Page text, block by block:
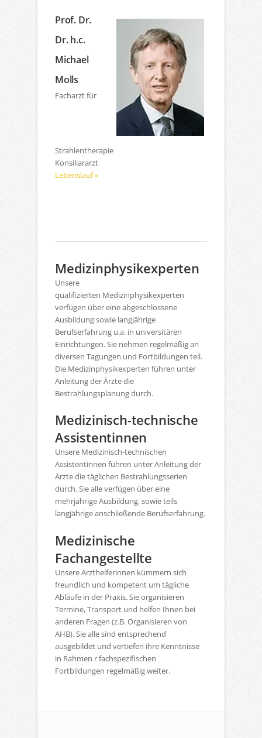
Prof. Dr.
Dr. h.c.
Michael
Molls
Facharzt für
Strahlentherapie
Konsiliararzt
Lebenslauf »
Medizinphysikexperten
Unsere
qualifizierten Medizinphysikexperten
verfügen über eine abgeschlossene
Ausbildung sowie langjährige
Berufserfahrung u.a. in universitären
Einrichtungen. Sie nehmen regelmäßig an
diversen Tagungen und Fortbildungen teil.
Die Medizinphysikexperten führen unter
Anleitung der Ärzte die
Bestrahlungsplanung durch.
Medizinisch-technische
Assistentinnen
Unsere Medizinisch-technischen
Assistentinnen führen unter Anleitung der
Ärzte die täglichen Bestrahlungsserien
durch. Sie alle verfügen über eine
mehrjährige Ausbildung, sowie teils
langjährige anschließende Berufserfahrung.
Medizinische
Fachangestellte
Unsere Arzthelferinnen kümmern sich
freundlich und kompetent um tägliche
Abläufe in der Praxis. Sie organisieren
Termine, Transport und helfen Ihnen bei
anderen Fragen (z.B. Organisieren von
AHB). Sie alle sind entsprechend
ausgebildet und vertiefen ihre Kenntnisse
in Rahmen r fachspezifischen
Fortbildungen regelmäßig weiter.